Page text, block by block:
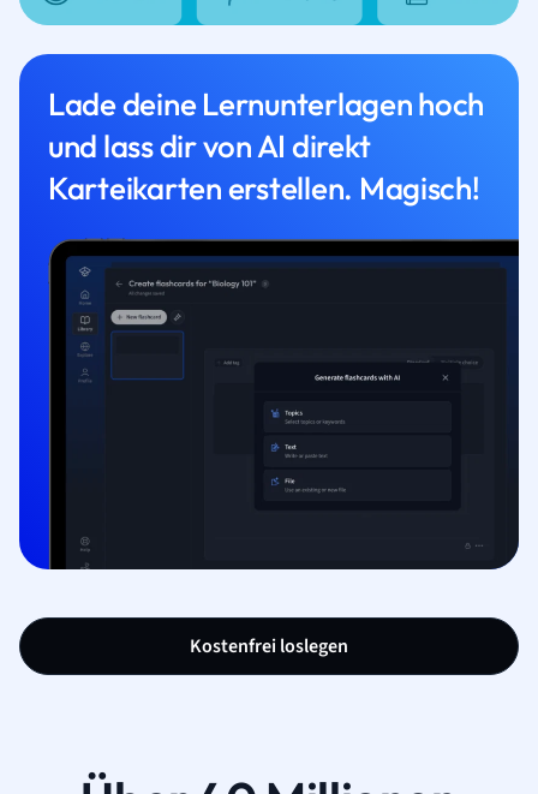
Lade deine Lernunterlagen hoch
und lass dir von AI direkt
Karteikarten erstellen. Magisch!
Kostenfrei loslegen